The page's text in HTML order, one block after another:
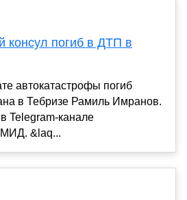
консул погиб в ДТП в
автокатастрофы погиб
в Тебризе Рамиль Имранов.
Telegram-канале
МИД. &laq...